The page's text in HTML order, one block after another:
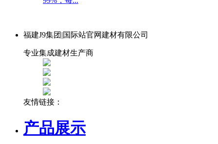
福建J9集团|国际站官网建材有限公司
专业集成建材生产商
友情链接：
产品展示